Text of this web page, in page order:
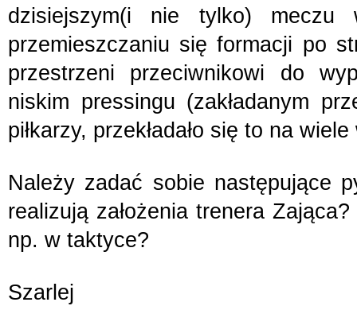
dzisiejszym(i nie tylko) meczu
przemieszczaniu się formacji po
przestrzeni przeciwnikowi do
niskim pressingu (zakładanym
piłkarzy, przekładało się to na
Należy zadać sobie następujące
realizują założenia trenera
np. w taktyce?
Szarlej